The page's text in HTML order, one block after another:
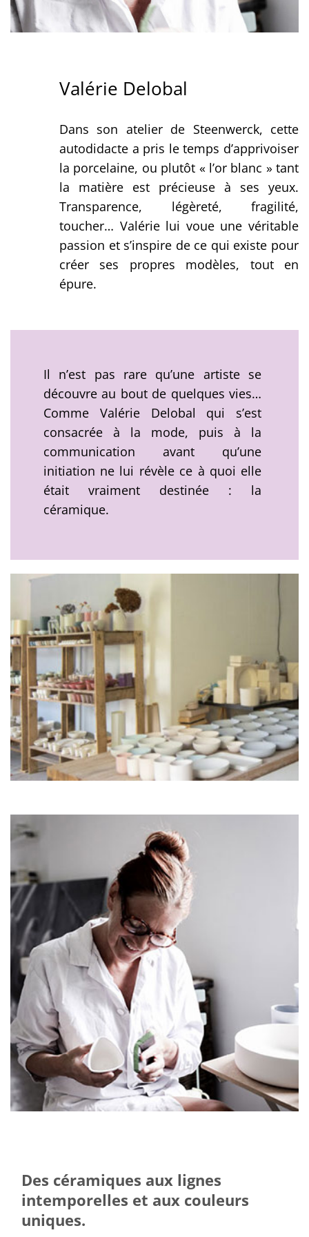
Valérie Delobal
Dans son atelier de Steenwerck, cette
autodidacte a pris le temps d’apprivoiser
la porcelaine, ou plutôt « l’or blanc » tant
la matière est précieuse à ses yeux.
Transparence, légèreté, fragilité,
toucher… Valérie lui voue une véritable
passion et s’inspire de ce qui existe pour
créer ses propres modèles, tout en
épure.
Il n’est pas rare qu’une artiste se
découvre au bout de quelques vies…
Comme Valérie Delobal qui s’est
consacrée à la mode, puis à la
communication avant qu’une
initiation ne lui révèle ce à quoi elle
était vraiment destinée : la
céramique.
Des céramiques aux lignes
intemporelles et aux couleurs
uniques.